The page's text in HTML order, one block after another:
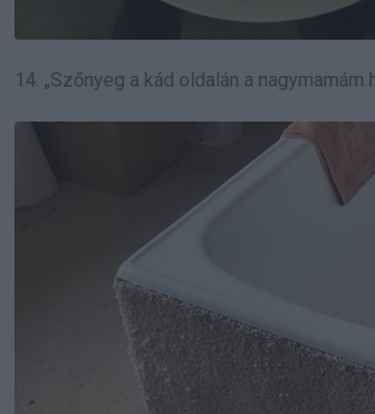
14. „Szőnyeg a kád oldalán a nagymamám